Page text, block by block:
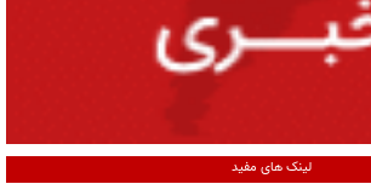
لینک های مفید